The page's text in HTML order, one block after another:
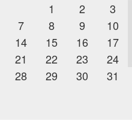
1 2 3
7 8 9 10
14 15 16 17
21 22 23 24
28 29 30 31